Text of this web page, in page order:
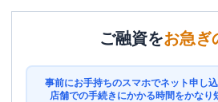
ご融資をお急ぎ
事前にお手持ちのスマホでネット申し
店舗での手続きにかかる時間をかなり